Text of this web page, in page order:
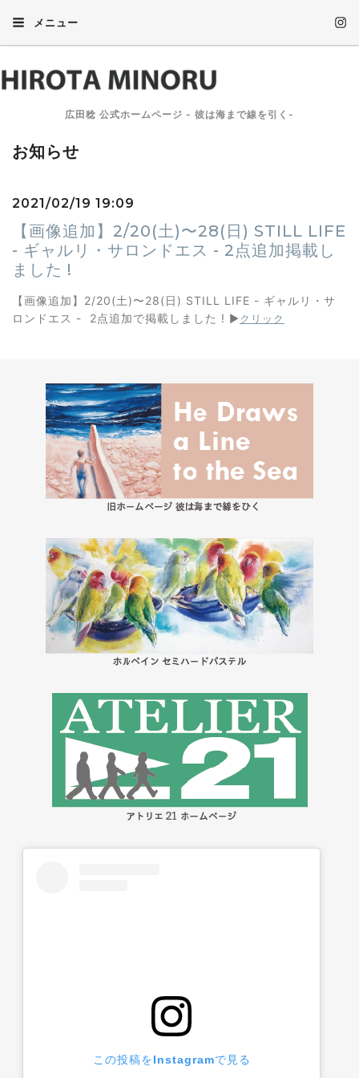
メニュー
広田稔 公式ホームページ - 彼は海まで線を引く-
お知らせ
2021/02/19 19:09
【画像追加】2/20(土)〜28(日) STILL LIFE
- ギャルリ・サロンドエス - 2点追加掲載し
ました !
【画像追加】2/20(土)〜28(日) STILL LIFE - ギャルリ・サ
ロンドエス - 2点追加で掲載しました ! ▶︎クリック
この投稿をInstagramで見る